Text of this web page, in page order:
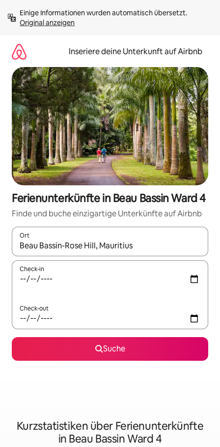
Inhalten
springenOriginal anzeigen
Inseriere deine Unterkunft auf Airbnb
Ferienunterkünfte in Beau Bassin Ward 4
Finde und buche einzigartige Unterkünfte auf Airbnb
Ort
Wenn Ergebnisse verfügbar sind, navigiere mit den
Check-in
Check-out
Suche
Kurzstatistiken über Ferienunterkünfte
in Beau Bassin Ward 4